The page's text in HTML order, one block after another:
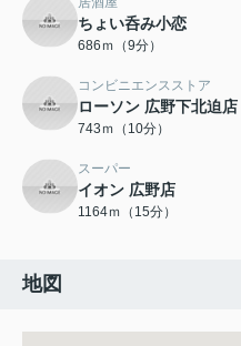
ちょい呑み小恋
686ｍ（9分）
コンビニエンスストア
ローソン 広野下北迫店
743ｍ（10分）
スーパー
イオン 広野店
1164ｍ（15分）
地図